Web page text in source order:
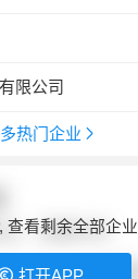
限公司
热门企业
, 查看剩余全部企业
打开APP